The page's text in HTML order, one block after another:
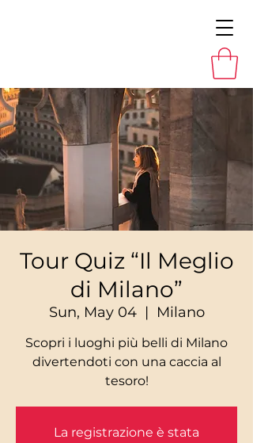
Tour Quiz “Il Meglio
di Milano”
Sun, May 04
  |
Milano
Scopri i luoghi più belli di Milano
divertendoti con una caccia al
tesoro!
La registrazione è stata